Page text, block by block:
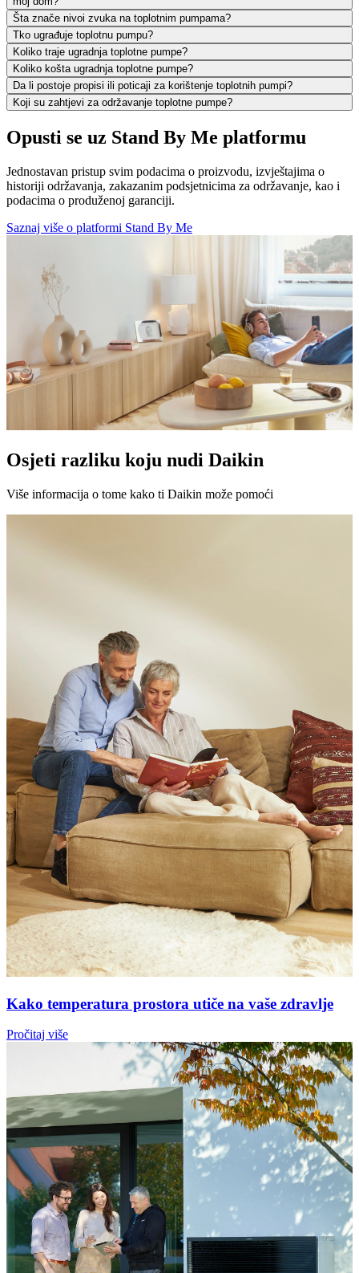
Šta znače nivoi zvuka na toplotnim pumpama?
Tko ugrađuje toplotnu pumpu?
Koliko traje ugradnja toplotne pumpe?
Koliko košta ugradnja toplotne pumpe?
Da li postoje propisi ili poticaji za korištenje toplotnih pumpi?
Koji su zahtjevi za održavanje toplotne pumpe?
Opusti se uz Stand By Me platformu
Jednostavan pristup svim podacima o proizvodu, izvještajima o
historiji održavanja, zakazanim podsjetnicima za održavanje, kao i
podacima o produženoj garanciji.
Saznaj više o platformi Stand By Me
Osjeti razliku koju nudi Daikin
Više informacija o tome kako ti Daikin može pomoći
Kako temperatura prostora utiče na vaše zdravlje
Pročitaj više